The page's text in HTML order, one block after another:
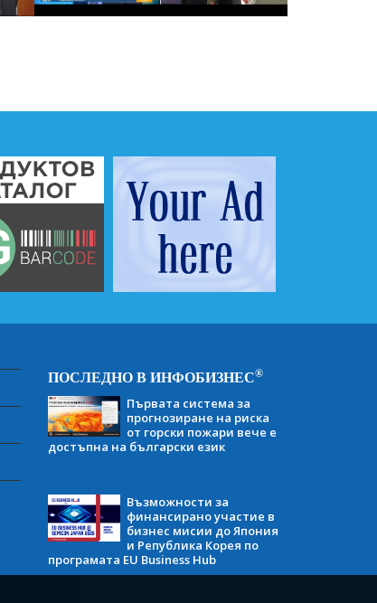
ПОСЛЕДНО В ИНФОБИЗНЕС®
Първата система за
прогнозиране на риска
от горски пожари вече е
достъпна на български език
Възможности за
финансирано участие в
бизнес мисии до Япония
и Република Корея по
програмата EU Business Hub